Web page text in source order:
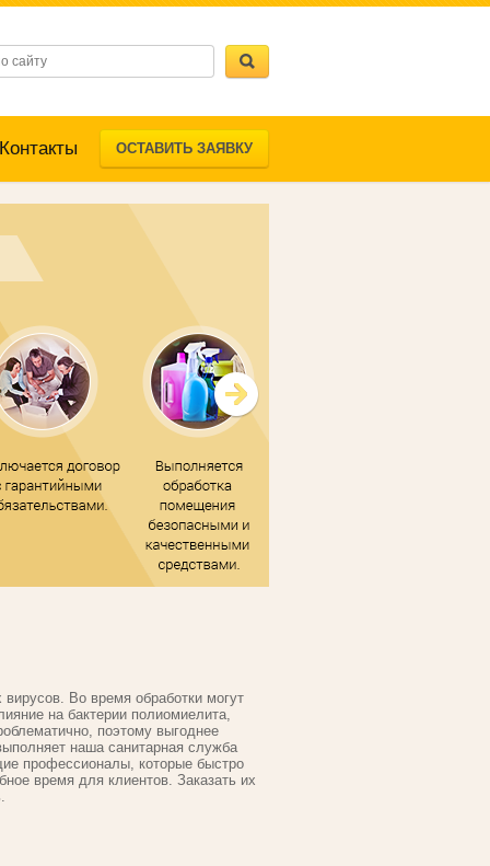
Контакты ОСТАВИТЬ ЗАЯВКУ
Во время обработки могут
на бактерии полиомиелита,
поэтому выгоднее
наша санитарная служба
профессионалы, которые быстро
время для клиентов. Заказать их